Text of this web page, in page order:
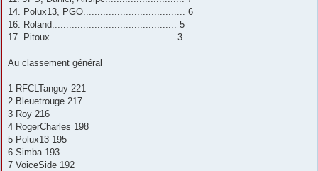
14. Polux13, PGO.................................... 6
16. Roland............................................ 5
17. Pitoux............................................ 3
Au classement général
1 RFCLTanguy 221
2 Bleuetrouge 217
3 Roy 216
4 RogerCharles 198
5 Polux13 195
6 Simba 193
7 VoiceSide 192